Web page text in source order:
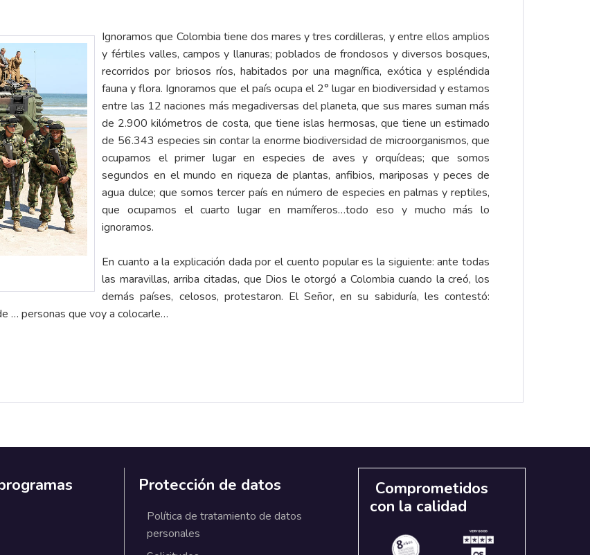
Ignoramos que Colombia tiene dos mares y tres cordilleras, y entre ellos amplios
y fértiles valles, campos y llanuras; poblados de frondosos y diversos bosques,
recorridos por briosos ríos, habitados por una magnífica, exótica y espléndida
fauna y flora. Ignoramos que el país ocupa el 2° lugar en biodiversidad y estamos
entre las 12 naciones más megadiversas del planeta, que sus mares suman más
de 2.900 kilómetros de costa, que tiene islas hermosas, que tiene un estimado
de 56.343 especies sin contar la enorme biodiversidad de microorganismos, que
ocupamos el primer lugar en especies de aves y orquídeas; que somos
segundos en el mundo en riqueza de plantas, anfibios, mariposas y peces de
agua dulce; que somos tercer país en número de especies en palmas y reptiles,
que ocupamos el cuarto lugar en mamíferos…todo eso y mucho más lo
ignoramos.
En cuanto a la explicación dada por el cuento popular es la siguiente: ante todas
las maravillas, arriba citadas, que Dios le otorgó a Colombia cuando la creó, los
demás países, celosos, protestaron. El Señor, en su sabiduría, les contestó:
… personas que voy a colocarle…
Protección de datos
Política de tratamiento de datos
personales
Comprometidos
con la calidad